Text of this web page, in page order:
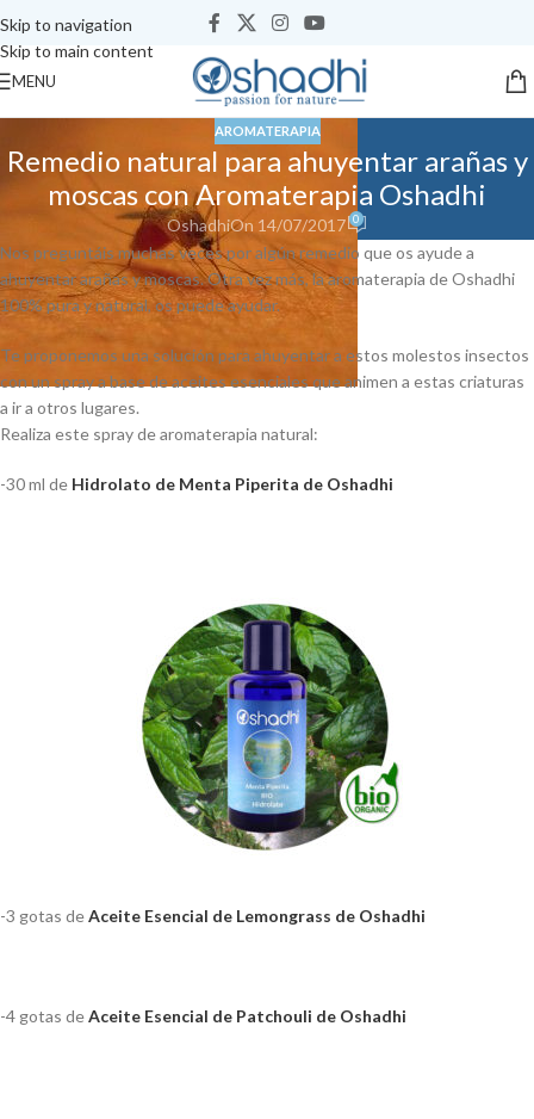
Skip to navigation
Skip to main content
MENU
AROMATERAPIA
Remedio natural para ahuyentar arañas y
moscas con Aromaterapia Oshadhi
OshadhiOn 14/07/2017 0
Nos preguntáis muchas veces por algún remedio que os ayude a
ahuyentar arañas y moscas. Otra vez más, la aromaterapia de Oshadhi
100% pura y natural, os puede ayudar.
Te proponemos una solución para ahuyentar a estos molestos insectos
con un spray a base de aceites esenciales que animen a estas criaturas
a ir a otros lugares.
Realiza este spray de aromaterapia natural:
-30 ml de Hidrolato de Menta Piperita de Oshadhi
-3 gotas deAceite Esencial de Lemongrass de Oshadhi
-4 gotas deAceite Esencial de Patchouli de Oshadhi